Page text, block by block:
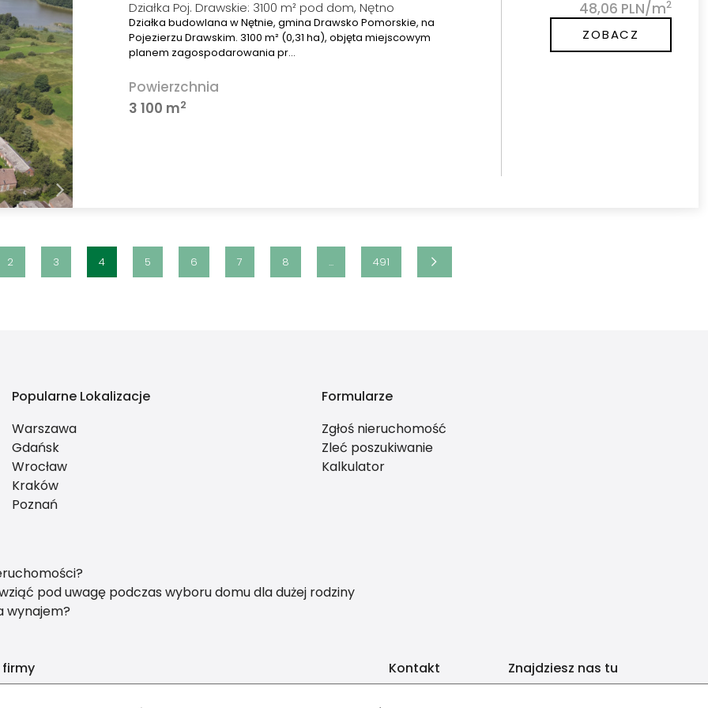
Działka Poj. Drawskie: 3100 m² pod dom, Nętno
Działka budowlana w Nętnie, gmina Drawsko Pomorskie, na
Pojezierzu Drawskim. 3100 m² (0,31 ha), objęta miejscowym
planem zagospodarowania pr…
Powierzchnia
3 100 m2
48,06 PLN/m2
ZOBACZ
2 3 4 5 6 7 8 ... 491
Popularne Lokalizacje
Warszawa
Gdańsk
Wrocław
Kraków
Poznań
Formularze
Zgłoś nieruchomość
Zleć poszukiwanie
Kalkulator
pod uwagę podczas wyboru domu dla dużej rodziny
wynajem?
firmy
Kontakt
Znajdziesz nas tu